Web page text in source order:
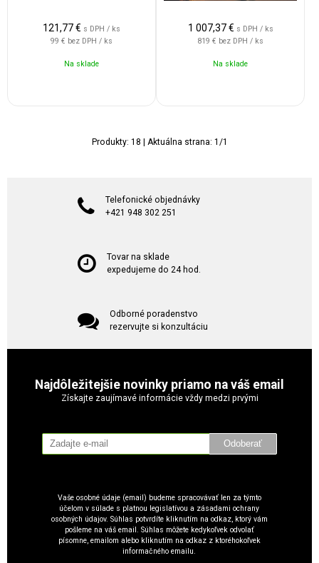
121,77€ s DPH / ks
99 € bez DPH / ks
Na sklade
1 007,37 € s DPH / ks
819 € bez DPH / ks
Na sklade
Produkty: 18 | Aktuálna strana: 1 /1
Telefonické objednávky
+421 948 302 251
Tovar na sklade
expedujeme do 24 hod.
Odborné poradenstvo
rezervujte si konzultáciu
Najdôležitejšie novinky priamo na váš email
Získajte zaujímavé informácie vždy medzi prvými
Odoberať
Vaše osobné údaje (email) budeme spracovávať len za týmto
účelom v súlade s platnou legislatívou a zásadami ochrany
osobných údajov. Súhlas potvrdíte kliknutím na odkaz, ktorý vám
pošleme na váš email. Súhlas môžete kedykoľvek odvolať
písomne, emailom alebo kliknutím na odkaz z ktoréhokoľvek
informačného emailu.